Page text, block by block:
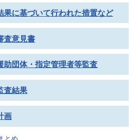
に基づいて行われた措置など
意見書
団体・指定管理者等監査
査結果
画
とめ